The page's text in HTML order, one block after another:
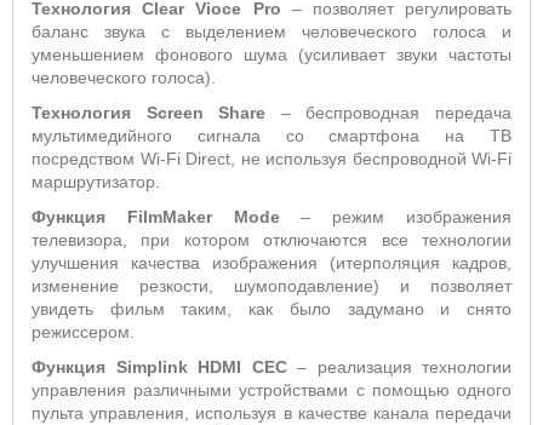
Технология Clear Vioce Pro – позволяет регулировать
баланс звука с выделением человеческого голоса и
уменьшением фонового шума (усиливает звуки частоты
человеческого голоса).
Технология Screen Share – беспроводная передача
мультимедийного сигнала со смартфона на ТВ
посредством Wi-Fi Direct, не используя беспроводной Wi-Fi
маршрутизатор.
Функция FilmMaker Mode– режим изображения
телевизора, при котором отключаются все технологии
улучшения качества изображения (итерполяция кадров,
изменение резкости, шумоподавление) и позволяет
увидеть фильм таким, как было задумано и снято
режиссером.
Функция Simplink HDMI CEC– реализация технологии
управления различными устройствами с помощью одного
пульта управления, используя в качестве канала передачи